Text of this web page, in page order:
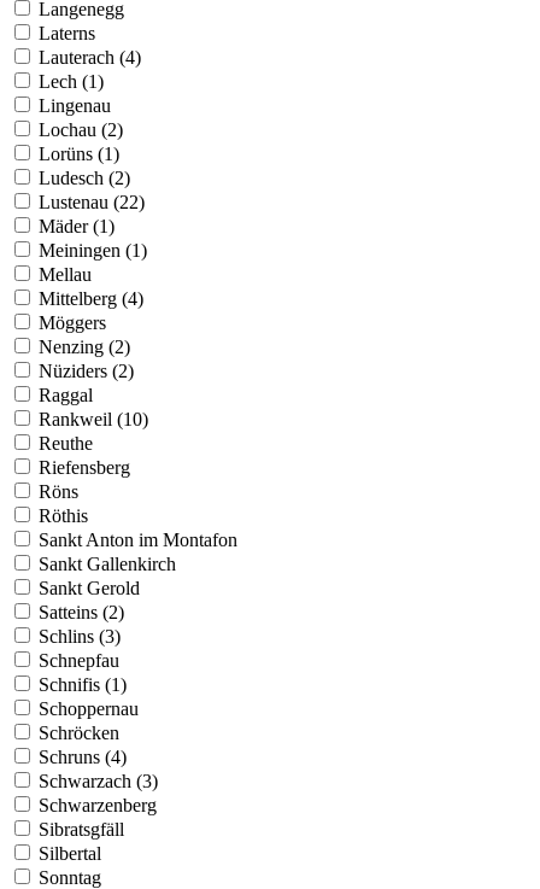
Langenegg
Laterns
Lauterach (4)
Lech (1)
Lingenau
Lochau (2)
Lorüns (1)
Ludesch (2)
Lustenau (22)
Mäder (1)
Meiningen (1)
Mellau
Mittelberg (4)
Möggers
Nenzing (2)
Nüziders (2)
Raggal
Rankweil (10)
Reuthe
Riefensberg
Röns
Röthis
Sankt Anton im Montafon
Sankt Gallenkirch
Sankt Gerold
Satteins (2)
Schlins (3)
Schnepfau
Schnifis (1)
Schoppernau
Schröcken
Schruns (4)
Schwarzach (3)
Schwarzenberg
Sibratsgfäll
Silbertal
Sonntag